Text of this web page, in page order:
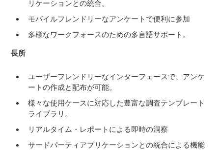
リケーションとの統合。
モバイルフレンドリーなアンケートで便利に参加
多様なワークフォースのための多言語サポート。
長所
ユーザーフレンドリーなインターフェースで、アンケ
ートの作成と配布が可能。
様々な使用ケースに対応した豊富な調査テンプレート
ライブラリ。
リアルタイム・レポートによる即時の洞察
サードパーティアプリケーションとの統合による機能